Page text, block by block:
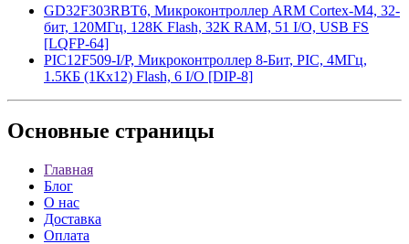
GD32F303RBT6, Микроконтроллер ARM Cortex-M4, 32-
бит, 120МГц, 128K Flash, 32К RAM, 51 I/O, USB FS
[LQFP-64]
PIC12F509-I/P, Микроконтроллер 8-Бит, PIC, 4МГц,
1.5КБ (1Кx12) Flash, 6 I/O [DIP-8]
Основные страницы
Главная
Блог
О нас
Доставка
Оплата